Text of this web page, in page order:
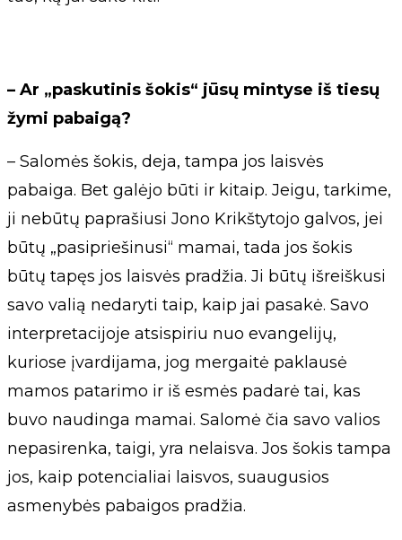
– Ar „paskutinis šokis“ jūsų mintyse iš tiesų
žymi pabaigą?
– Salomės šokis, deja, tampa jos laisvės
pabaiga. Bet galėjo būti ir kitaip. Jeigu, tarkime,
ji nebūtų paprašiusi Jono Krikštytojo galvos, jei
būtų „pasipriešinusi“ mamai, tada jos šokis
būtų tapęs jos laisvės pradžia. Ji būtų išreiškusi
savo valią nedaryti taip, kaip jai pasakė. Savo
interpretacijoje atsispiriu nuo evangelijų,
kuriose įvardijama, jog mergaitė paklausė
mamos patarimo ir iš esmės padarė tai, kas
buvo naudinga mamai. Salomė čia savo valios
nepasirenka, taigi, yra nelaisva. Jos šokis tampa
jos, kaip potencialiai laisvos, suaugusios
asmenybės pabaigos pradžia.